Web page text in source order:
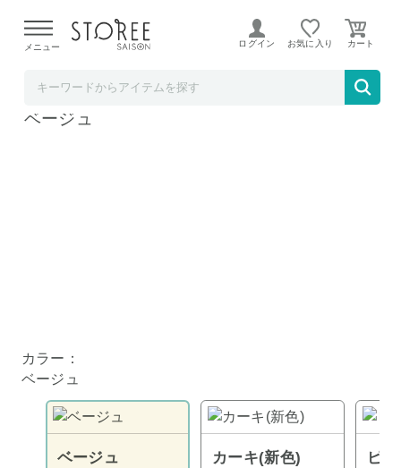
よる配送遅延が発生しております。
メニュー ログイン お気に入り
アイスリング suo Mサイズ 女性用 A3Y4022
ベージュ
カラー：
ベージュ
ベージュ カーキ(新色) ピ